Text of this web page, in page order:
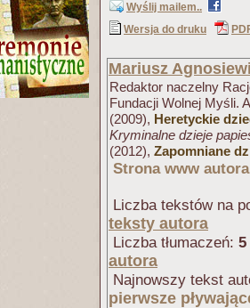
Wyślij mailem..
Wersja do druku
Mariusz
Redaktor naczelny
Fundacji Wolnej Myśli.
(2009), Heretyckie
Kryminalne dzieje
(2012), Zapomniane
Strona www autora
Liczba tekstów na
teksty autora
Liczba tłumaczeń: 5
autora
Najnowszy tekst
pierwsze